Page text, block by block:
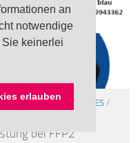
an
notwendige
keinerlei
erlauben
/VERSCHIEDENES /
bei FFP2